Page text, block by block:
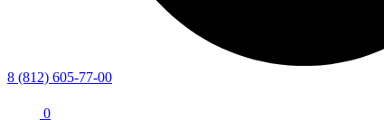
8 (812) 605-77-00
0